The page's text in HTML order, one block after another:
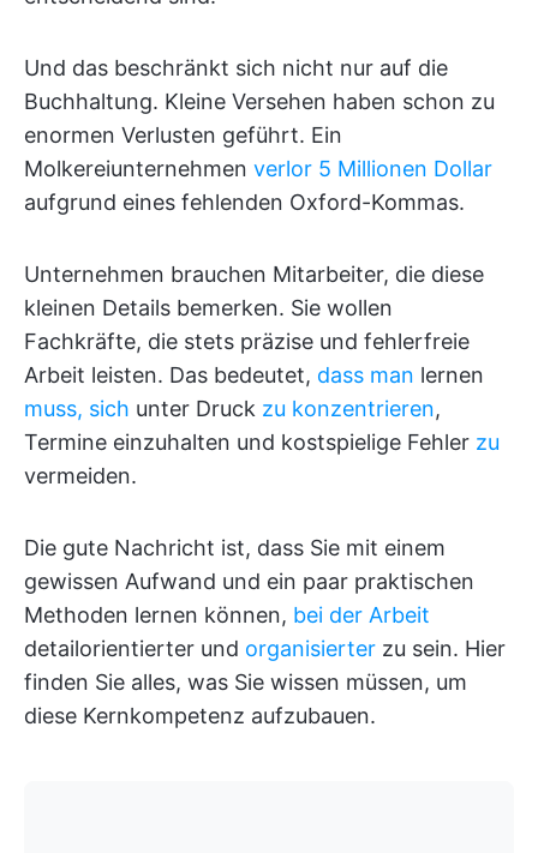
Und das beschränkt sich nicht nur auf die
Buchhaltung. Kleine Versehen haben schon zu
enormen Verlusten geführt. Ein
Molkereiunternehmen verlor 5 Millionen Dollar
aufgrund eines fehlenden Oxford-Kommas.
Unternehmen brauchen Mitarbeiter, die diese
kleinen Details bemerken. Sie wollen
Fachkräfte, die stets präzise und fehlerfreie
Arbeit leisten. Das bedeutet, dass man lernen
muss, sich unter Druck zu konzentrieren,
Termine einzuhalten und kostspielige Fehler zu
vermeiden.
Die gute Nachricht ist, dass Sie mit einem
gewissen Aufwand und ein paar praktischen
Methoden lernen können, bei der Arbeit
detailorientierter und organisierter zu sein. Hier
finden Sie alles, was Sie wissen müssen, um
diese Kernkompetenz aufzubauen.